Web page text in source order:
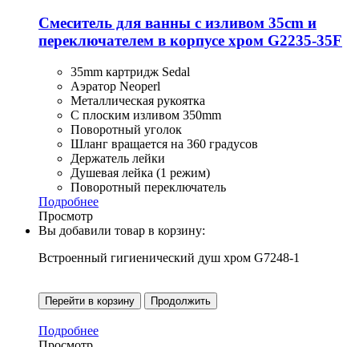
Смеситель для ванны с изливом 35cm и
переключателем в корпусе хром G2235-35F
35mm картридж Sedal
Аэратор Neoperl
Металлическая рукоятка
С плоским изливом 350mm
Поворотный уголок
Шланг вращается на 360 градусов
Держатель лейки
Душевая лейка (1 режим)
Поворотный переключатель
Подробнее
Просмотр
Вы добавили товар в корзину:
Встроенный гигиенический душ хром G7248-1
Перейти в корзину Продолжить
Подробнее